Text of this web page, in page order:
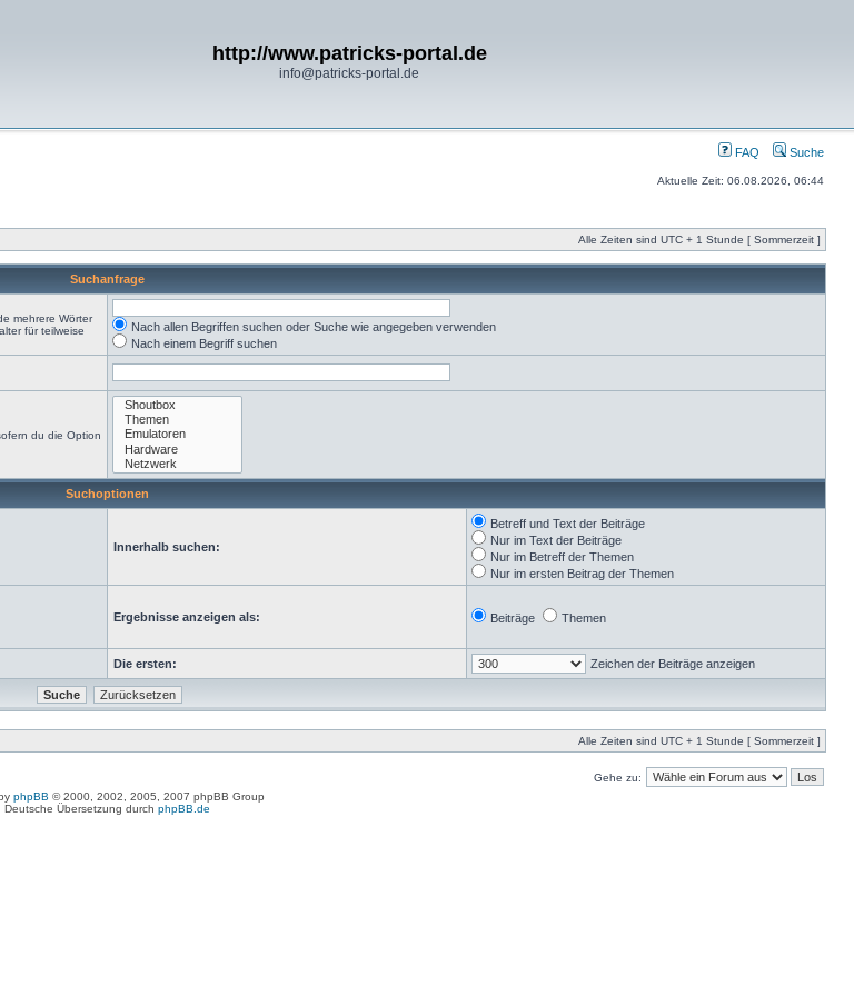
http://www.patricks-portal.de
info@patricks-portal.de
FAQ Suche
Aktuelle Zeit: 06.08.2026, 06:44
Alle Zeiten sind UTC + 1 Stunde [ Sommerzeit ]
Suchanfrage
mehrere Wörter
für teilweise
Nach allen Begriffen suchen oder Suche wie angegeben verwenden
Nach einem Begriff suchen
du die Option
Suchoptionen
Innerhalb suchen:
Betreff und Text der Beiträge
Nur im Text der Beiträge
Nur im Betreff der Themen
Nur im ersten Beitrag der Themen
Ergebnisse anzeigen als: Beiträge Themen
Die ersten: Zeichen der Beiträge anzeigen
Alle Zeiten sind UTC + 1 Stunde [ Sommerzeit ]
Gehe zu:
phpBB © 2000, 2002, 2005, 2007 phpBB Group
Deutsche Übersetzung durch phpBB.de